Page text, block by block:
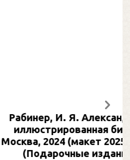
Овечкин :
биография. —
2025). — 133, [2] с.
издания. Спорт)